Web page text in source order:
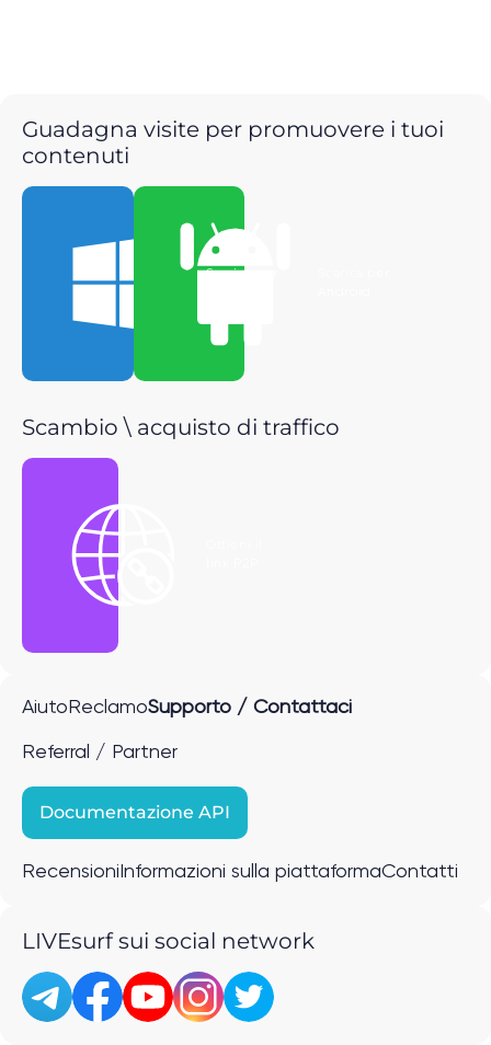
Guadagna visite per promuovere i tuoi
contenuti
Scarica per
Scambio \ acquisto di traffico
Aiuto ReclamoSupporto / Contattaci
Referral / Partner
Documentazione API
Recensioni Informazioni sulla piattaformaContatti
LIVEsurf sui social network